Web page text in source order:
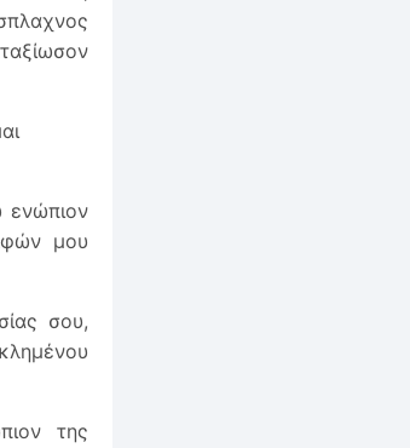
ενώπιον
μου
σου,
της